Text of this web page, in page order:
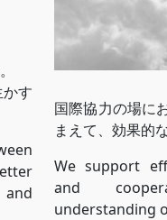
す
国際協力の場に
まえて、効果的
We support
and
understanding